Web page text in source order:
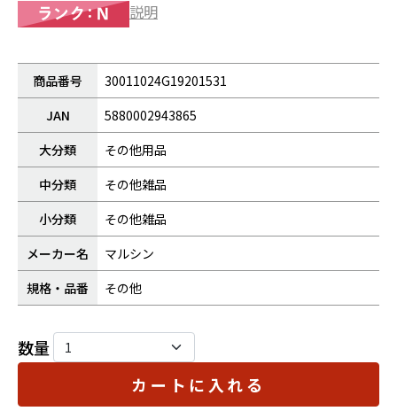
説明
商品番号
30011024G19201531
JAN
5880002943865
大分類
その他用品
中分類
その他雑品
小分類
その他雑品
メーカー名
マルシン
規格・品番
その他
数量
カートに入れる